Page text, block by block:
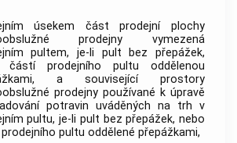
úsekem část prodejní plochy
prodejny vymezená
pultem, je-li pult bez přepážek,
částí prodejního pultu oddělenou
a související prostory
prodejny používané k úpravě
potravin uváděných na trh v
pultu, je-li pult bez přepážek, nebo
pultu oddělené přepážkami,